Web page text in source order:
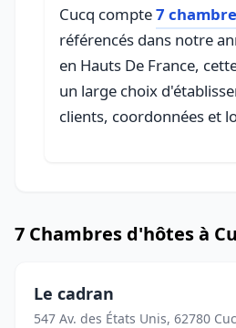
Cucq compte7
référencés dans notre
en Hauts De France,
un large choix
clients, coordonnées et
7 Chambres d'hôtes à
Le cadran
547 Av. des États Unis, 62780